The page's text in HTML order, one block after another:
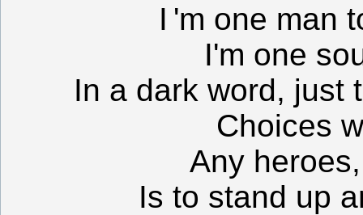
I 'm one man
I'm one
In a dark word, just
Choices
Any
Is to stand up